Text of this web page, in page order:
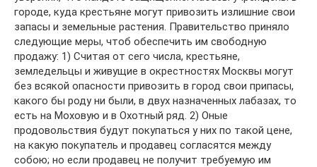
городе, куда крестьяне могут привозить излишние свои
запасы и земельные растения. Правительство приняло
следующие меры, чтоб обеспечить им свободную
продажу: 1) Считая от сего числа, крестьяне,
земледельцы и живущие в окрестностях Москвы могут
без всякой опасности привозить в город свои припасы,
какого бы роду ни были, в двух назначенных лабазах, то
есть на Моховую и в Охотный ряд. 2) Оные
продовольствия будут покупаться у них по такой цене,
на какую покупатель и продавец согласятся между
собою; но если продавец не получит требуемую им